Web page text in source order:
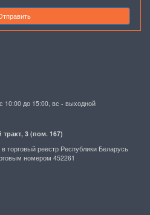
10:00 до 15:00, вс - выходной
3 (пом. 167)
торговый реестр Республики Беларусь
номером 452261